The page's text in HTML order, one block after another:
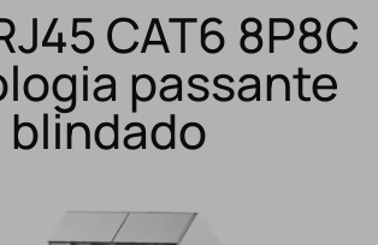
CAT6 8P8C
passante
blindado